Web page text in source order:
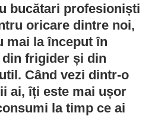
bucătari profesioniști
oricare dintre noi,
mai la început în
frigider și din
Când vezi dintr-o
ai, îți este mai ușor
la timp ce ai